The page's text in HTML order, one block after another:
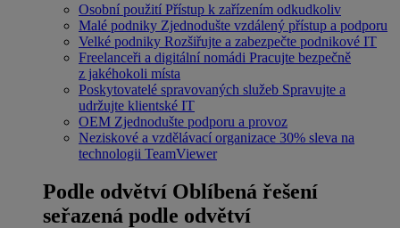
Osobní použití Přístup k zařízením odkudkoliv
Malé podniky Zjednodušte vzdálený přístup a podporu
Velké podniky Rozšiřujte a zabezpečte podnikové IT
Freelanceři a digitální nomádi Pracujte bezpečně
z jakéhokoli místa
Poskytovatelé spravovaných služeb Spravujte a
udržujte klientské IT
OEM Zjednodušte podporu a provoz
Neziskové a vzdělávací organizace 30% sleva na
technologii TeamViewer
Podle odvětví Oblíbená řešení
seřazená podle odvětví